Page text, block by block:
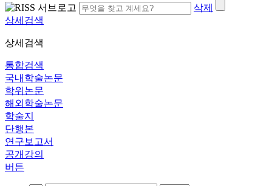
삭제
상세검색
상세검색
통합검색
국내학술논문
학위논문
해외학술논문
학술지
단행본
연구보고서
공개강의
버튼